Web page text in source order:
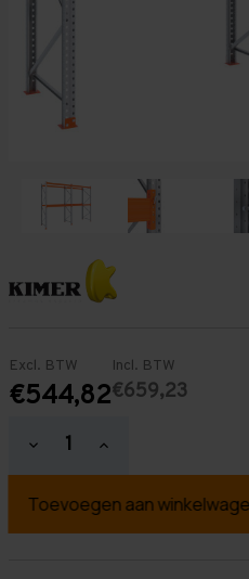
Excl. BTW
€544,82
Incl. BTW
€659,23
Hoeveelheid
verlagen
Palletstelling
mm
Hoeveelheid
verhogen
Palletstelling
mm